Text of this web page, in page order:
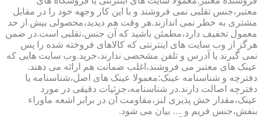
معتبر،جنس تقلبی نمی فروشند و با این کار وجهه خود را در مقابل
مشتری به خطر نمی اندازند.هر وقت هم دیدید،محصولی بیش از حد
معمول تخفیف دارد،مطمئن باشید که آن جنس،تقلبی است.در ضمن
هرگز از وب سایت های اینترنتی که کالاهای فروخته شده را پس
نمی گیرند یا آدرس و تلفن مشخصی ندارند،خرید.وب سایت هایی که
عینک های معتبر می فروشند،اغلب ضمانت هم ارائه می دهند.
دفترچه و شناسنامه عینک:معمولا عینک های اصل،شناسنامه یا
دفترچه اصالت دارند.در شناسنامه،جزئیات دقیقی در مورد
عینک،مقدار خش پذیری لنز،مقاومت آن در برابر اشعه ماوراء
بنفش،جنس فریم و … بیان می شود.